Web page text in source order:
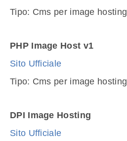
Tipo: Cms per image hosting
PHP Image Host v1
Sito Ufficiale
Tipo: Cms per image hosting
DPI Image Hosting
Sito Ufficiale